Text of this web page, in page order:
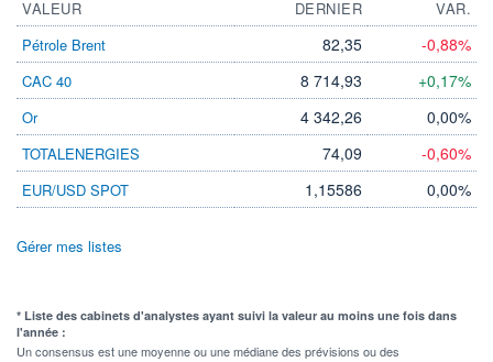
VALEUR DERNIER
VAR.
Pétrole Brent
82,35 -0,88%
CAC 40 8 714,93 +0,17%
Or 4 342,26 0,00%
TOTALENERGIES 74,09 -0,60%
EUR/USD SPOT 1,15586 0,00%
Gérer mes listes
* Liste des cabinets d'analystes ayant suivi la valeur au moins une fois dans
l'année :
Un consensus est une moyenne ou une médiane des prévisions ou des